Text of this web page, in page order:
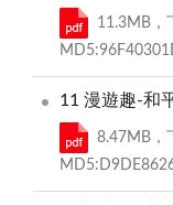
11.3MB，
11 漫遊趣-和
8.47MB，